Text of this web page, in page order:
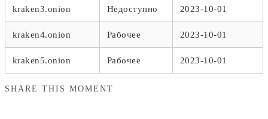
kraken3.onion Недоступно 2023-10-01
kraken4.onion Рабочее 2023-10-01
kraken5.onion Рабочее 2023-10-01
SHARE THIS MOMENT